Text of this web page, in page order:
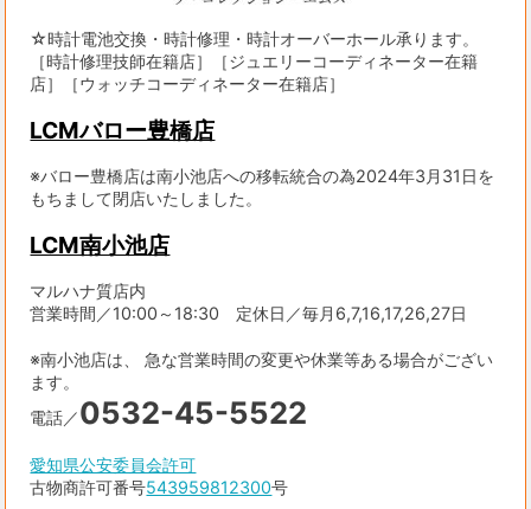
☆時計電池交換・時計修理・時計オーバーホール承ります。
［時計修理技師在籍店］［ジュエリーコーディネーター在籍
店］［ウォッチコーディネーター在籍店］
LCMバロー豊橋店
※バロー豊橋店は南小池店への移転統合の為2024年3月31日を
もちまして閉店いたしました。
LCM南小池店
マルハナ質店内
営業時間／10:00～18:30 定休日／毎月6,7,16,17,26,27日
※南小池店は、 急な営業時間の変更や休業等ある場合がござい
ます。
電話／0532-45-5522
愛知県公安委員会許可
古物商許可番号543959812300号